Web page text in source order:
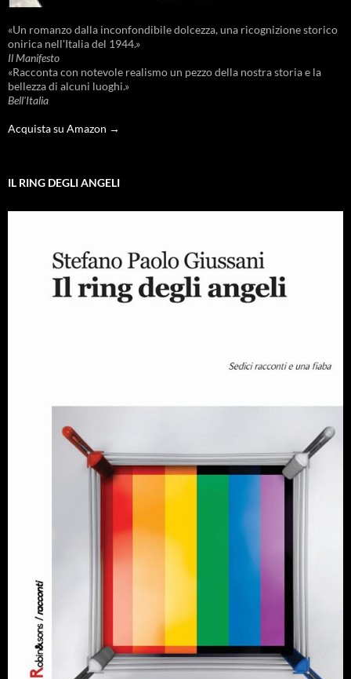
«Un romanzo dalla inconfondibile dolcezza, una ricognizione storico
onirica nell'Italia del 1944.»
Il Manifesto
«Racconta con notevole realismo un pezzo della nostra storia e la
bellezza di alcuni luoghi.»
Bell'Italia
Acquista su Amazon →
IL RING DEGLI ANGELI